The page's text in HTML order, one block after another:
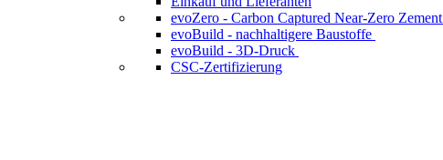
evoZero - Carbon Captured Near-Zero Zement
evoBuild - nachhaltigere Baustoffe
evoBuild - 3D-Druck
CSC-Zertifizierung